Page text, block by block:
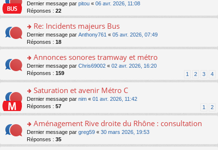
c
e
nt
pl
u
ré
c
e
nt
n
o
n
lu
le
pl
u
ré
c
e
nt
s
a
e
n
o
n
lu
le
pl
u
ré
c
e
nt
er
le
m
e
s
s
a
e
n
o
n
lu
le
pl
ré
c
e
nt
o
n
s
ult
er
le
m
e
s
s
a
g
e
n
o
n
le
pl
u
Dernier message par pitou « 06 avr. 2026, 11:08
Réponses : 22
o
n
s
ult
er
le
s
s
a
g
e
n
o
n
Re: Incidents majeurs Bus
Dernier message par Anthony761 « 05 avr. 2026, 07:49
Réponses : 18
o
n
s
ult
er
le
m
e
s
s
a
g
Annonces sonores tramway et métro
Dernier message par Chris69002 « 02 avr. 2026, 16:20
Réponses : 159 1 2 3 4
o
n
s
ult
er
le
m
Saturation et avenir Métro C
Dernier message par nim « 01 avr. 2026, 11:42
Réponses : 57 1 2
o
n
s
Aménagement Rive droite du Rhône : consultation
Dernier message par greg59 « 30 mars 2026, 19:53
Réponses : 35